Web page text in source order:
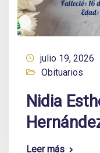
julio 19, 2026
Obituarios
Nidia
Leer más